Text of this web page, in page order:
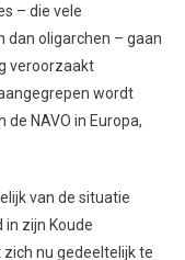
– die vele
oligarchen – gaan
veroorzaakt
wordt
NAVO in Europa,
van de situatie
zijn Koude
nu gedeeltelijk te